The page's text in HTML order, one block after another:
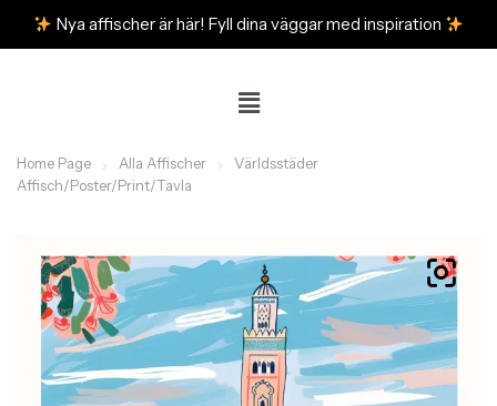
Nya affischer är här! Fyll dina väggar med inspiration
Home Page Alla Affischer
Världsstäder
Affisch/Poster/Print/Tavla